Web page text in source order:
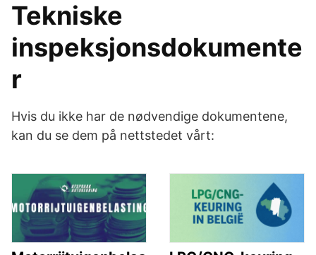
Tekniske
inspeksjonsdokumente
r
Hvis du ikke har de nødvendige dokumentene,
kan du se dem på nettstedet vårt: